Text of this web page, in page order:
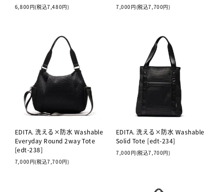
6,800円(税込7,480円) 7,000円(税込7,700円)
EDITA. 洗える×防水 Washable
Everyday Round 2way Tote
[edt-238]
7,000円(税込7,700円)
EDITA. 洗える×防水 Washable
Solid Tote [edt-234]
7,000円(税込7,700円)